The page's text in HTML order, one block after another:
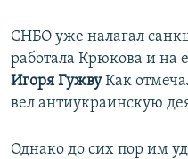
СНБО уже налагал
работала Крюкова и на
Игоря ГужвуКак
вел антиукраинскую
Однако до сих пор им